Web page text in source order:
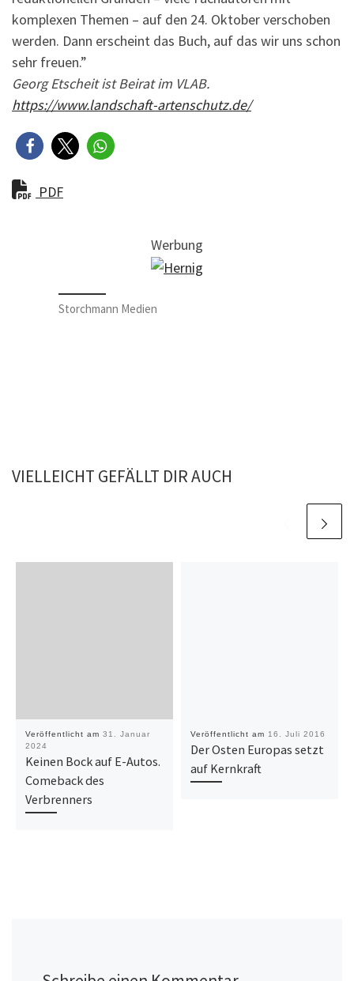
komplexen Themen – auf den 24. Oktober verschoben
werden. Dann erscheint das Buch, auf das wir uns schon
sehr freuen.”
Georg Etscheit ist Beirat im VLAB.
https://www.landschaft-artenschutz.de/
PDF
Werbung
Storchmann Medien
VIELLEICHT GEFÄLLT DIR AUCH
Veröffentlicht am 31. Januar
2024
Keinen Bock auf E-Autos.
Comeback des
Verbrenners
Veröffentlicht am 16. Juli 2016
Der Osten Europas setzt
auf Kernkraft